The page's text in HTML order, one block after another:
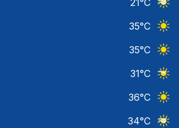
21°C
35°C
35°C
31°C
36°C
34°C